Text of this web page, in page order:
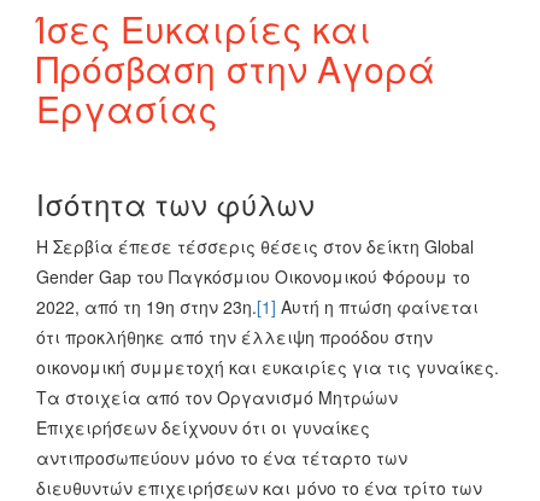
Ίσες Ευκαιρίες και
Πρόσβαση στην Αγορά
Εργασίας
Ισότητα των φύλων
Η Σερβία έπεσε τέσσερις θέσεις στον δείκτη Global
Gender Gap του Παγκόσμιου Οικονομικού Φόρουμ το
2022, από τη 19η στην 23η.[1] Αυτή η πτώση φαίνεται
ότι προκλήθηκε από την έλλειψη προόδου στην
οικονομική συμμετοχή και ευκαιρίες για τις γυναίκες.
Τα στοιχεία από τον Οργανισμό Μητρώων
Επιχειρήσεων δείχνουν ότι οι γυναίκες
αντιπροσωπεύουν μόνο το ένα τέταρτο των
διευθυντών επιχειρήσεων και μόνο το ένα τρίτο των